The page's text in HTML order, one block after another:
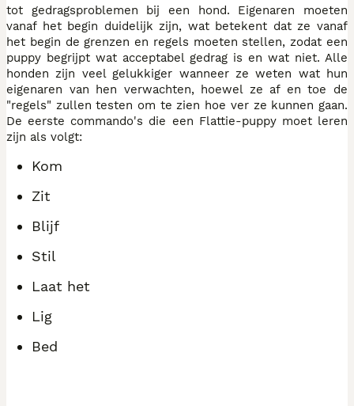
tot gedragsproblemen bij een hond. Eigenaren moeten
vanaf het begin duidelijk zijn, wat betekent dat ze vanaf
het begin de grenzen en regels moeten stellen, zodat een
puppy begrijpt wat acceptabel gedrag is en wat niet. Alle
honden zijn veel gelukkiger wanneer ze weten wat hun
eigenaren van hen verwachten, hoewel ze af en toe de
"regels" zullen testen om te zien hoe ver ze kunnen gaan.
De eerste commando's die een Flattie-puppy moet leren
zijn als volgt:
Kom
Zit
Blijf
Stil
Laat het
Lig
Bed